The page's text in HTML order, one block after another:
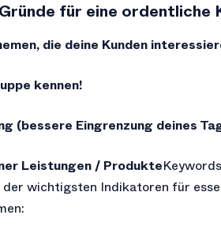
für eine ordentliche
die deine Kunden
kennen!
(bessere Eingrenzung deines
Leistungen / Produkte
der wichtigsten Indikatoren für